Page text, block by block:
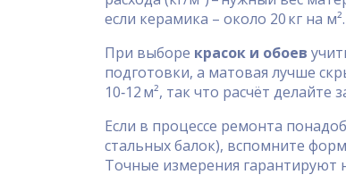
если керамика – около 20 кг на м².
При выборе красок и обоев
подготовки, а матовая лучше
10‑12 м², так что расчёт делайте
Если в процессе ремонта
стальных балок), вспомните
Точные измерения гарантируют